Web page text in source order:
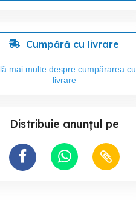
Cumpără cu livrare
mai multe despre cumpărarea cu
livrare
Distribuie anunțul pe